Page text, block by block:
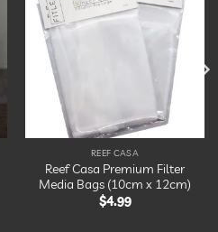
Ajouter
à la
liste
d’envies
REEF CASA
Reef Casa Premium Filter
Media Bags (10cm x 12cm)
$4.99